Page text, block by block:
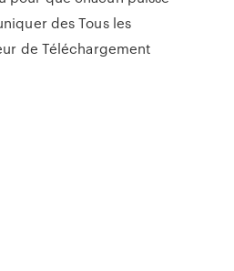
des Tous les
de Téléchargement